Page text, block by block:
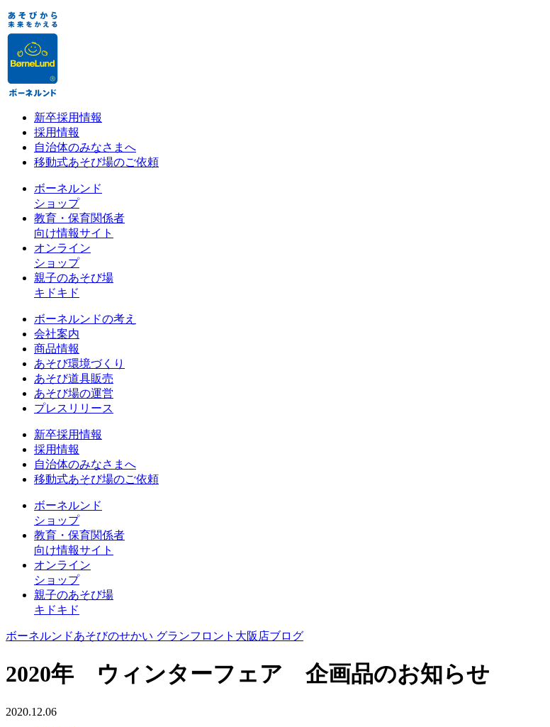
新卒採用情報
採用情報
自治体のみなさまへ
移動式あそび場のご依頼
ボーネルンド
ショップ
教育・保育関係者
向け情報サイト
オンライン
ショップ
親子のあそび場
キドキド
ボーネルンドの考え
会社案内
商品情報
あそび環境づくり
あそび道具販売
あそび場の運営
プレスリリース
新卒採用情報
採用情報
自治体のみなさまへ
移動式あそび場のご依頼
ボーネルンド
ショップ
教育・保育関係者
向け情報サイト
オンライン
ショップ
親子のあそび場
キドキド
ボーネルンドあそびのせかい グランフロント大阪店ブログ
2020年 ウィンターフェア 企画品のお知らせ
2020.12.06